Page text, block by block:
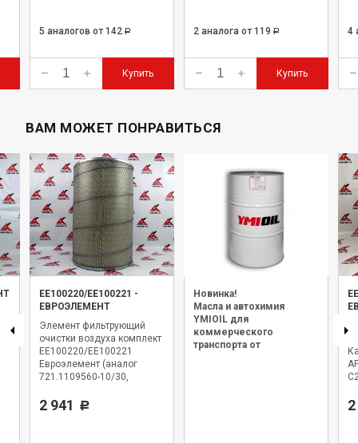
5 аналогов от 142 Р
Купить
2 аналога от 119 Р
Купить
4
ВАМ МОЖЕТ ПОНРАВИТЬСЯ
ЕЕ100220/ЕЕ100221 -
ЕВРОЭЛЕМЕНТ
Элемент фильтрующий
очистки воздуха комплект
ЕЕ100220/ЕЕ100221
Евроэлемент (аналог
721.1109560-10/30,
Камаз Евро-2
2 941 Р
Новинка!
Масла и автохимия
YMIOIL для
коммерческого
транспорта от